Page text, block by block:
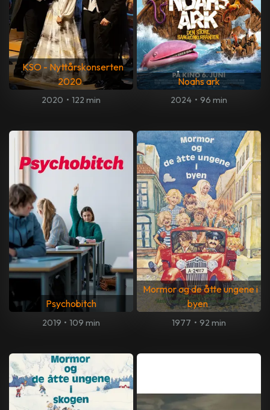
KSO - Nyttårskonserten
2020
2020 • 122 min
Noahs ark
2024 • 96 min
Psychobitch
2019 • 109 min
Mormor og de åtte ungene i
byen
1977 • 92 min